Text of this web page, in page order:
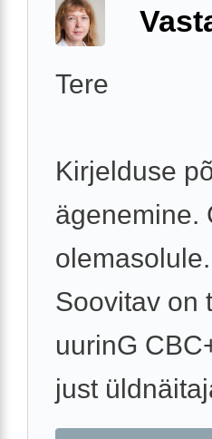
Tere
Kirjelduse
ägenemine.
olemasolule.
Soovitav on
uurinG
just